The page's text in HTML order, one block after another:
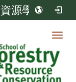
源學系